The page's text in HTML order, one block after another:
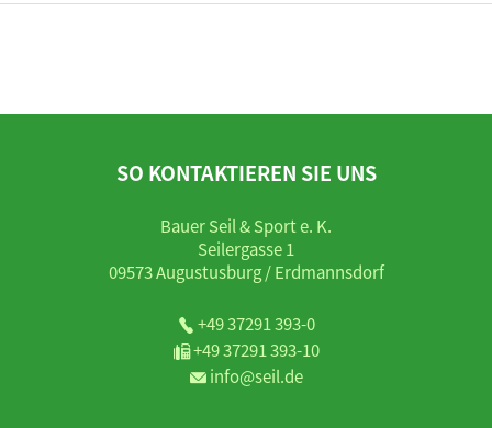
SO KONTAKTIEREN SIE UNS
Bauer Seil & Sport e. K.
Seilergasse 1
09573 Augustusburg / Erdmannsdorf
+49 37291 393-0
+49 37291 393-10
info@seil.de